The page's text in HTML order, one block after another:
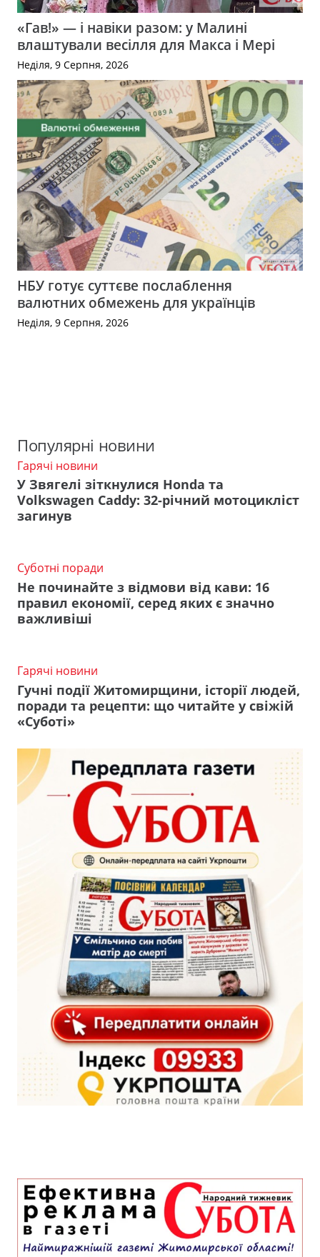
«Гав!» — і навіки разом: у Малині
влаштували весілля для Макса і Мері
Неділя, 9 Серпня, 2026
НБУ готує суттєве послаблення
валютних обмежень для українців
Неділя, 9 Серпня, 2026
Популярні новини
Гарячі новини
У Звягелі зіткнулися Honda та
Volkswagen Caddy: 32-річний мотоцикліст
загинув
Суботні поради
Не починайте з відмови від кави: 16
правил економії, серед яких є значно
важливіші
Гарячі новини
Гучні події Житомирщини, історії людей,
поради та рецепти: що читайте у свіжій
«Суботі»